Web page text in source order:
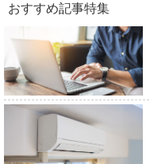
おすすめ記事特集